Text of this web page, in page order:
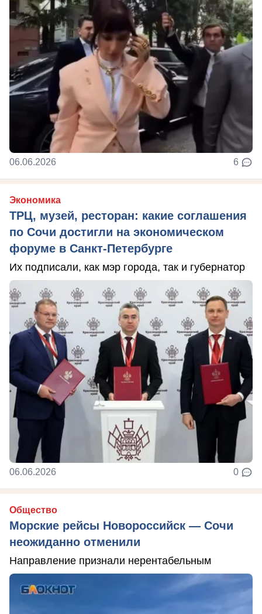
06.06.2026 6
Экономика
ТРЦ, музей, ресторан: какие соглашения
по Сочи достигли на экономическом
форуме в Санкт-Петербурге
Их подписали, как мэр города, так и губернатор
06.06.2026 0
Общество
Морские рейсы Новороссийск — Сочи
неожиданно отменили
Направление признали нерентабельным